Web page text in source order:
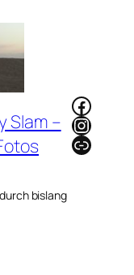
Slam –
bislang
Link